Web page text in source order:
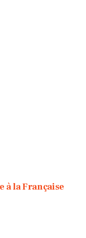
la Française